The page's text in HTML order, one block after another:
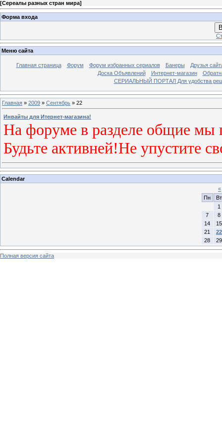
[Сереалы разных стран мира]
Форма входа
Меню сайта
Главная страница Форум Форум избранных сериалов Банеры
Друзья
Доска Объявлений
Интернет-магазин
СЕРИАЛЬНЫЙ ПОРТАЛ Для удобства
Главная » 2009 » Сентябрь » 22
Инвайты для Итернет-магазина!
На форуме в разделе общие
Будьте активней!Не упустите
Calendar
«
Пн
Вт
1
7
8
14
15
21
22
28
29
Полная версия сайта